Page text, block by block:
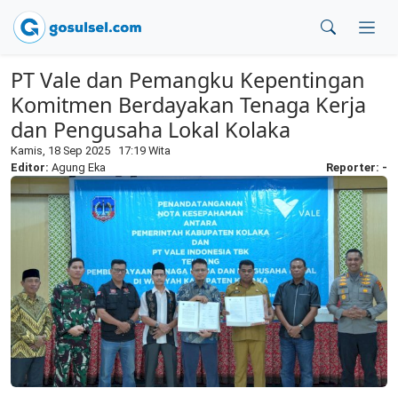
PT Vale dan Pemangku Kepentingan
Komitmen Berdayakan Tenaga Kerja
dan Pengusaha Lokal Kolaka
Kamis, 18 Sep 2025 17:19 Wita
Editor: Agung Eka Reporter: -